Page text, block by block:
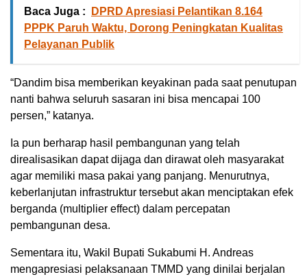
Baca Juga :
DPRD Apresiasi Pelantikan 8.164
PPPK Paruh Waktu, Dorong Peningkatan Kualitas
Pelayanan Publik
“Dandim bisa memberikan keyakinan pada saat penutupan
nanti bahwa seluruh sasaran ini bisa mencapai 100
persen,” katanya.
Ia pun berharap hasil pembangunan yang telah
direalisasikan dapat dijaga dan dirawat oleh masyarakat
agar memiliki masa pakai yang panjang. Menurutnya,
keberlanjutan infrastruktur tersebut akan menciptakan efek
berganda (multiplier effect) dalam percepatan
pembangunan desa.
Sementara itu, Wakil Bupati Sukabumi H. Andreas
mengapresiasi pelaksanaan TMMD yang dinilai berjalan